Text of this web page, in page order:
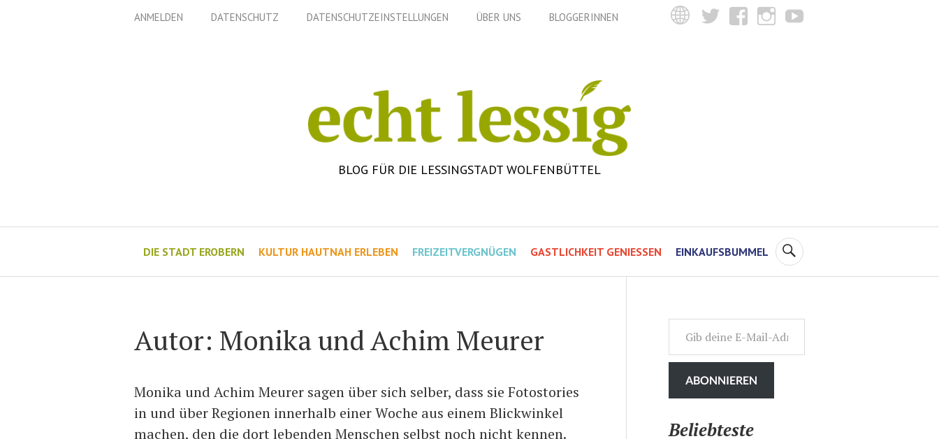
ANMELDEN DATENSCHUTZ DATENSCHUTZEINSTELLUNGEN ÜBER UNS BLOGGERINNEN TwitterFacebookInstagram
BLOG FÜR DIE LESSINGSTADT WOLFENBÜTTEL
DIE STADT EROBERN KULTUR HAUTNAH ERLEBEN FREIZEITVERGNÜGEN GASTLICHKEIT GENIESSEN EINKAUFSBUMMEL SUCHE
Autor: Monika und Achim Meurer
Monika und Achim Meurer sagen über sich selber, dass sie Fotostories
in und über Regionen innerhalb einer Woche aus einem Blickwinkel
machen, den die dort lebenden Menschen selbst noch nicht kennen.
Gib deine E-Mail-Adresse ein ...
ABONNIEREN
Beliebteste